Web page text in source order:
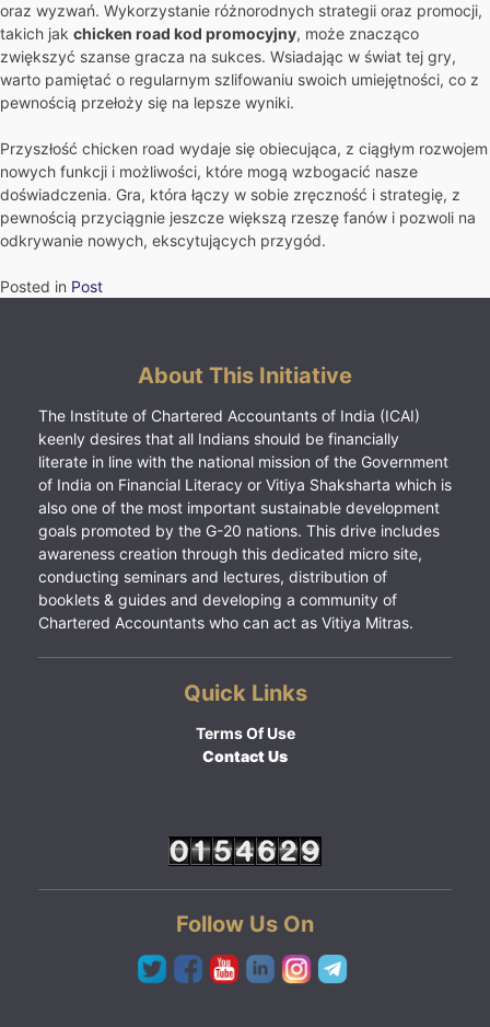
oraz wyzwań. Wykorzystanie różnorodnych strategii oraz promocji,
takich jak chicken road kod promocyjny, może znacząco
zwiększyć szanse gracza na sukces. Wsiadając w świat tej gry,
warto pamiętać o regularnym szlifowaniu swoich umiejętności, co z
pewnością przełoży się na lepsze wyniki.
Przyszłość chicken road wydaje się obiecująca, z ciągłym rozwojem
nowych funkcji i możliwości, które mogą wzbogacić nasze
doświadczenia. Gra, która łączy w sobie zręczność i strategię, z
pewnością przyciągnie jeszcze większą rzeszę fanów i pozwoli na
odkrywanie nowych, ekscytujących przygód.
Posted in Post
About This Initiative
The Institute of Chartered Accountants of India (ICAI)
keenly desires that all Indians should be financially
literate in line with the national mission of the Government
of India on Financial Literacy or Vitiya Shaksharta which is
also one of the most important sustainable development
goals promoted by the G-20 nations. This drive includes
awareness creation through this dedicated micro site,
conducting seminars and lectures, distribution of
booklets & guides and developing a community of
Chartered Accountants who can act as Vitiya Mitras.
Quick Links
Terms Of Use
Contact Us
Follow Us On